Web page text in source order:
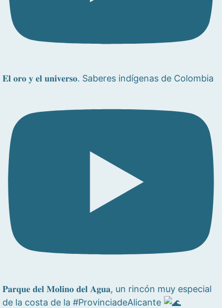
𝐄𝐥 𝐨𝐫𝐨 𝐲 𝐞𝐥 𝐮𝐧𝐢𝐯𝐞𝐫𝐬𝐨. Saberes indígenas de Colombia
𝐏𝐚𝐫𝐪𝐮𝐞 𝐝𝐞𝐥 𝐌𝐨𝐥𝐢𝐧𝐨 𝐝𝐞𝐥 𝐀𝐠𝐮𝐚, un rincón muy especial
de la costa de la #ProvinciadeAlicante